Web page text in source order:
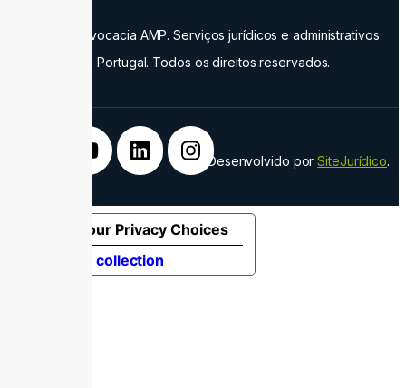
©2024. Advocacia AMP. Serviços jurídicos e administrativos
em Portugal. Todos os direitos reservados.
Desenvolvido porSiteJurídico.
Notice at collection
Your Privacy Choices